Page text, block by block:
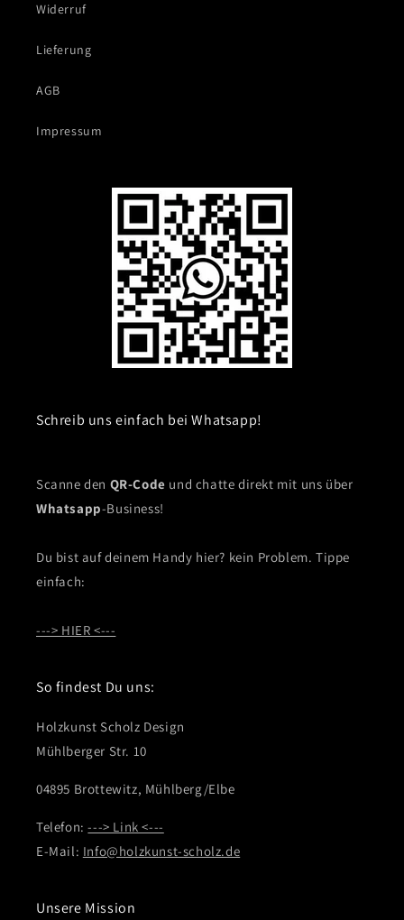
Widerruf
Lieferung
AGB
Impressum
Schreib uns einfach bei Whatsapp!
Scanne den QR-Code und chatte direkt mit uns über
Whatsapp-Business!
Du bist auf deinem Handy hier? kein Problem. Tippe
einfach:
---> HIER <---
So findest Du uns:
Holzkunst Scholz Design
Mühlberger Str. 10
04895 Brottewitz, Mühlberg/Elbe
Telefon:---> Link <---
E-Mail: Info@holzkunst-scholz.de
Unsere Mission